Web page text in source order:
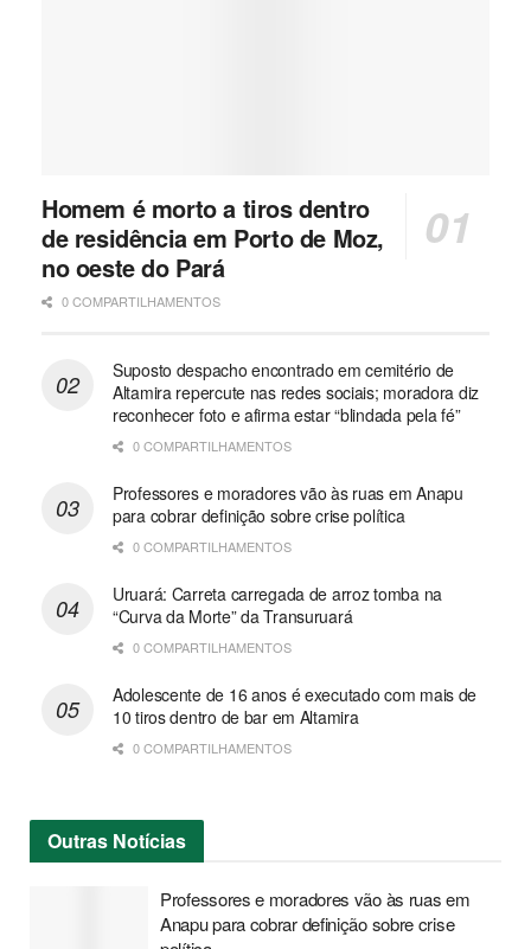
Homem é morto a tiros dentro
de residência em Porto de Moz,
no oeste do Pará
0 COMPARTILHAMENTOS
Suposto despacho encontrado em cemitério de
Altamira repercute nas redes sociais; moradora diz
reconhecer foto e afirma estar “blindada pela fé”
0 COMPARTILHAMENTOS
Professores e moradores vão às ruas em Anapu
para cobrar definição sobre crise política
0 COMPARTILHAMENTOS
Uruará: Carreta carregada de arroz tomba na
“Curva da Morte” da Transuruará
0 COMPARTILHAMENTOS
Adolescente de 16 anos é executado com mais de
10 tiros dentro de bar em Altamira
0 COMPARTILHAMENTOS
Outras Notícias
Professores e moradores vão às ruas em
Anapu para cobrar definição sobre crise